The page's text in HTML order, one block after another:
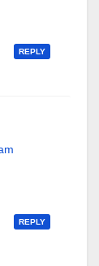
REPLY
REPLY